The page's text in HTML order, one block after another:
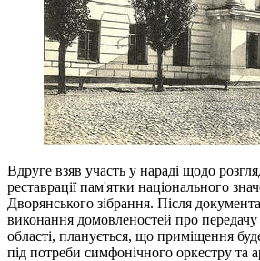
Вдруге взяв участь у нараді щодо
реставрації пам'ятки національного
Дворянського зібрання. Після
виконання домовленостей про передачу
області, планується, що приміщення
під потреби симфонічного оркестру та